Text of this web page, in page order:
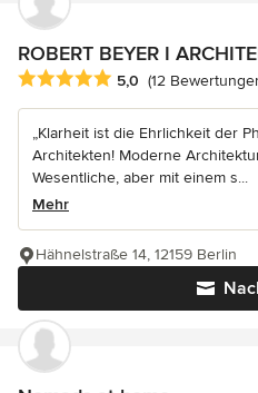
ROBERT BEYER I
Durchschnittliche Bewertung:
5,0 (12
„Klarheit ist die Ehrlichkeit der
Architekten! Moderne
Wesentliche, aber mit einem s...
Mehr
Hähnelstraße 14, 12159 Berlin